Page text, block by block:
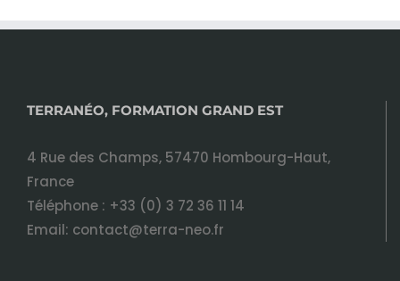
TERRANÉO, FORMATION GRAND EST
4 Rue des Champs, 57470 Hombourg-Haut,
France
Téléphone : +33 (0) 3 72 36 11 14
Email: contact@terra-neo.fr